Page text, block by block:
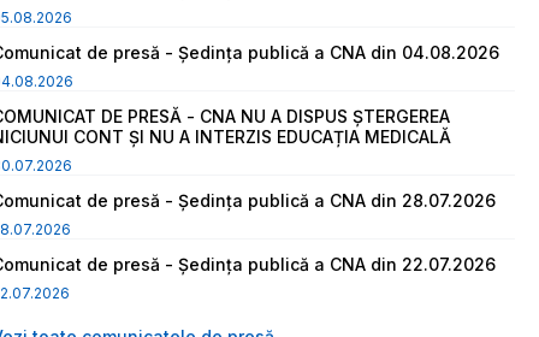
de presă - Ședința publică a CNA din 04.08.2026
DE PRESĂ - CNA NU A DISPUS ȘTERGEREA
CONT ȘI NU A INTERZIS EDUCAȚIA MEDICALĂ
de presă - Ședința publică a CNA din 28.07.2026
de presă - Ședința publică a CNA din 22.07.2026